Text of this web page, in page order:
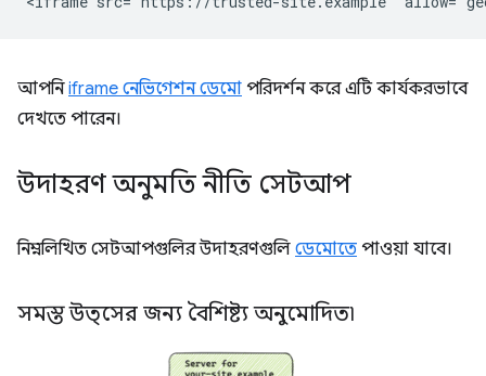
আপনিiframe নেভিগেশন ডেমো পরিদর্শন করে এটি কার্যকরভাবে
দেখতে পারেন।
উদাহরণ অনুমতি নীতি সেটআপ
নিম্নলিখিত সেটআপগুলির উদাহরণগুলি ডেমোতে পাওয়া যাবে।
সমস্ত উত্সের জন্য বৈশিষ্ট্য অনুমোদিত৷